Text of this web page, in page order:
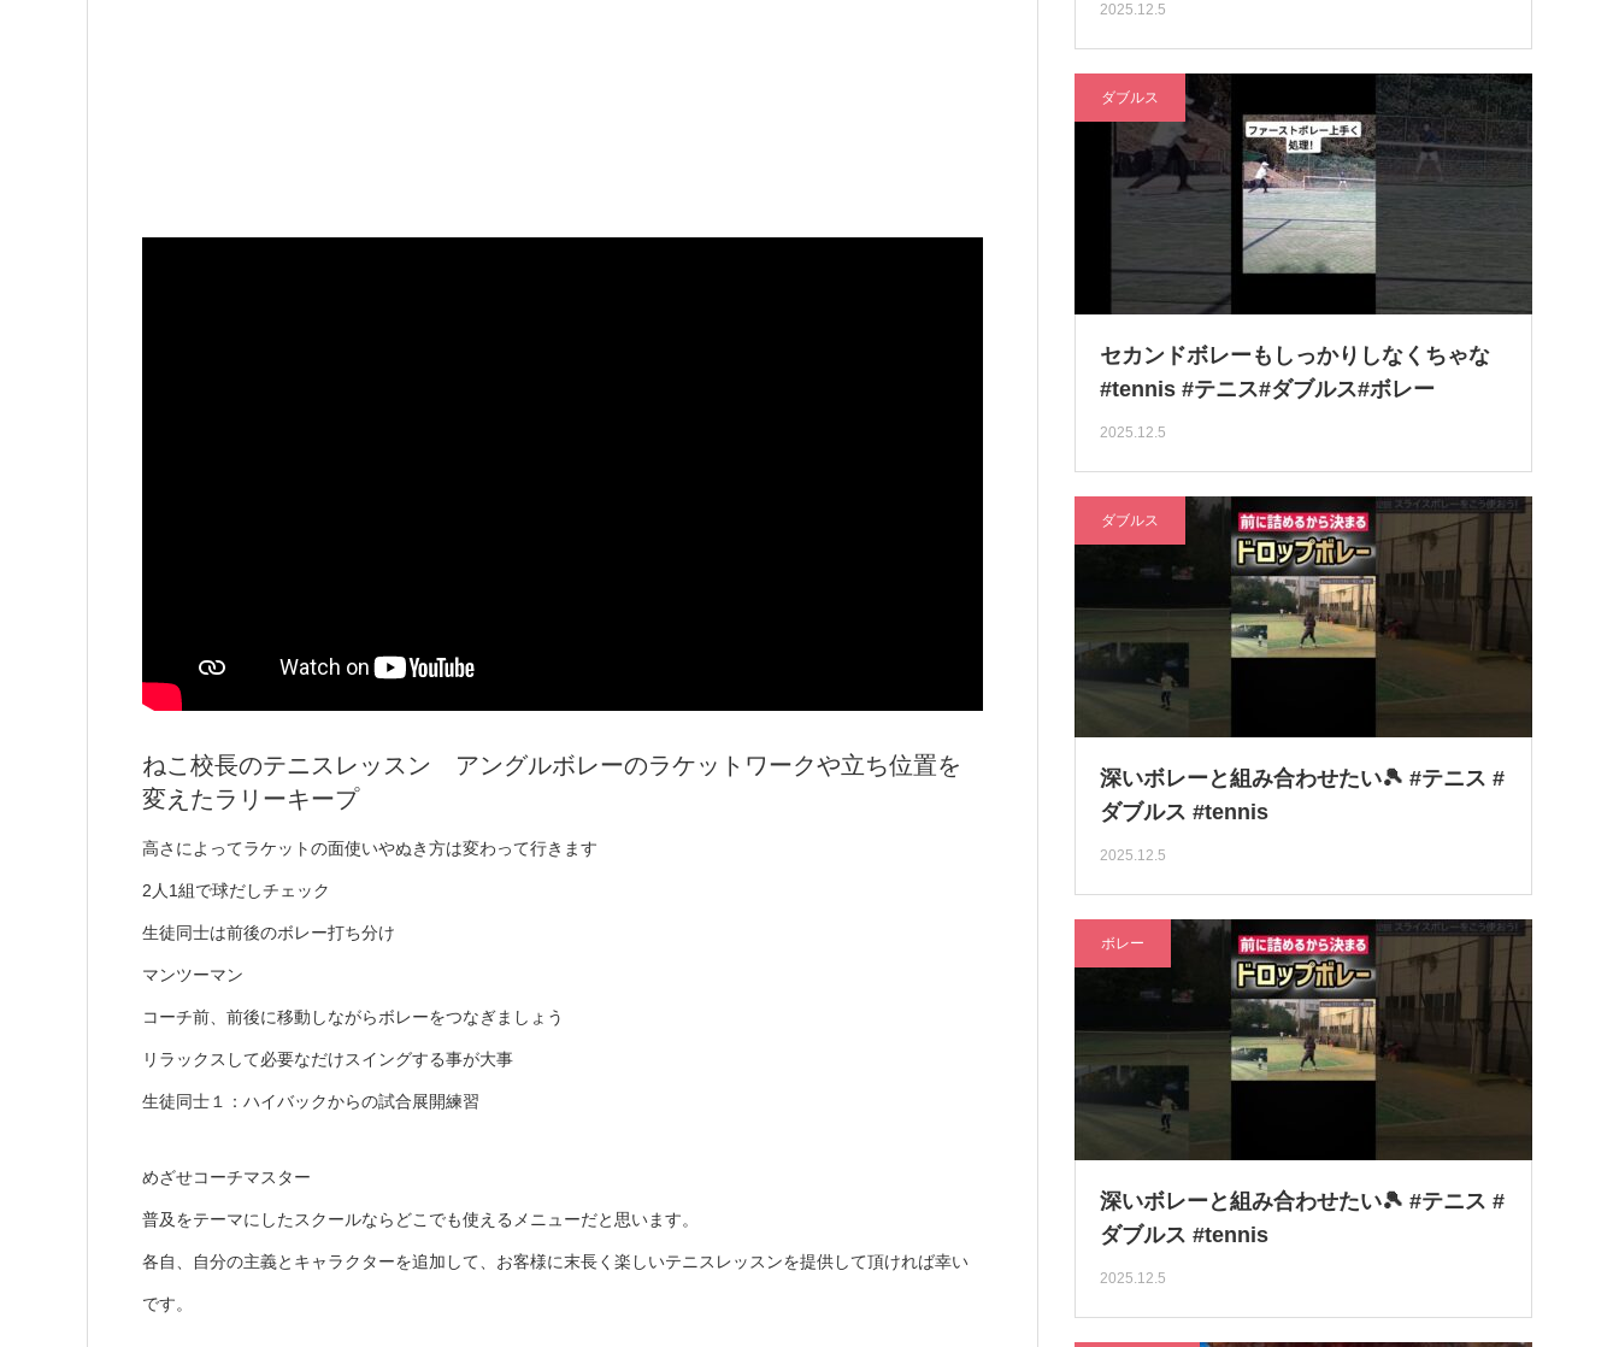
ねこ校長のテニスレッスン アングルボレーのラケットワークや立ち位置を
変えたラリーキープ
高さによってラケットの面使いやぬき方は変わって行きます
2人1組で球だしチェック
生徒同士は前後のボレー打ち分け
マンツーマン
コーチ前、前後に移動しながらボレーをつなぎましょう
リラックスして必要なだけスイングする事が大事
生徒同士１：ハイバックからの試合展開練習
めざせコーチマスター
普及をテーマにしたスクールならどこでも使えるメニューだと思います。
各自、自分の主義とキャラクターを追加して、お客様に末長く楽しいテニスレッスンを提供して頂ければ幸い
です。
2025.12.5
ダブルス
セカンドボレーもしっかりしなくちゃな
#tennis #テニス#ダブルス#ボレー
2025.12.5
ダブルス
深いボレーと組み合わせたい🎾 #テニス #
ダブルス #tennis
2025.12.5
ボレー
深いボレーと組み合わせたい🎾 #テニス #
ダブルス #tennis
2025.12.5